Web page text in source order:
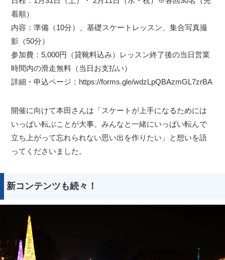
着順）
内容：準備（10分）、基礎スケートレッスン、集合写真撮
影（50分）
参加費：5,000円（貸靴料込み）レッスン終了後の当日営業
時間内の滑走無料（当日お支払い）
詳細・申込ページ：https://forms.gle/wdzLpQBAzmGL7zrBA
開催に向けて本田さんは「スケートが上手になるためには
いっぱい転ぶことが大事。みんなと一緒にいっぱい転んで
立ち上がって忘れられない思い出を作りたい」と想いを語
ってくださいました。
新コンテンツも続々！